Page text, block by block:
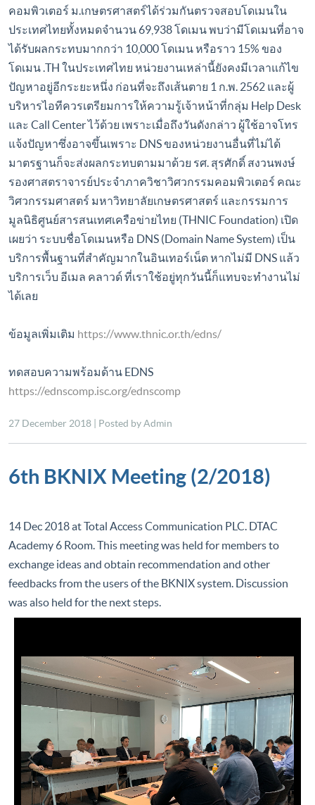
คอมพิวเตอร์ ม.เกษตรศาสตร์ได้ร่วมกันตรวจสอบโดเมนใน
ประเทศไทยทั้งหมดจำนวน 69,938 โดเมน พบว่ามีโดเมนที่อาจ
ได้รับผลกระทบมากกว่า 10,000 โดเมน หรือราว 15% ของ
โดเมน .TH ในประเทศไทย หน่วยงานเหล่านี้ยังคงมีเวลาแก้ไข
ปัญหาอยู่อีกระยะหนึ่ง ก่อนที่จะถึงเส้นตาย 1 ก.พ. 2562 และผู้
บริหารไอทีควรเตรียมการให้ความรู้เจ้าหน้าที่กลุ่ม Help Desk
และ Call Center ไว้ด้วย เพราะเมื่อถึงวันดังกล่าว ผู้ใช้อาจโทร
แจ้งปัญหาซึ่งอาจขึ้นเพราะ DNS ของหน่วยงานอื่นที่ไม่ได้
มาตรฐานก็จะส่งผลกระทบตามมาด้วย รศ. สุรศักดิ์ สงวนพงษ์
รองศาสตราจารย์ประจำภาควิชาวิศวกรรมคอมพิวเตอร์ คณะ
วิศวกรรมศาสตร์ มหาวิทยาลัยเกษตรศาสตร์ และกรรมการ
มูลนิธิศูนย์สารสนเทศเครือข่ายไทย (THNIC Foundation) เปิด
เผยว่า ระบบชื่อโดเมนหรือ DNS (Domain Name System) เป็น
บริการพื้นฐานที่สำคัญมากในอินเทอร์เน็ต หากไม่มี DNS แล้ว
บริการเว็บ อีเมล คลาวด์ ที่เราใช้อยู่ทุกวันนี้ก็แทบจะทำงานไม่
ได้เลย
ข้อมูลเพิ่มเติม https://www.thnic.or.th/edns/
ทดสอบความพร้อมด้าน EDNS
https://ednscomp.isc.org/ednscomp
27 December 2018 | Posted by Admin
6th BKNIX Meeting (2/2018)
14 Dec 2018 at Total Access Communication PLC. DTAC
Academy 6 Room. This meeting was held for members to
exchange ideas and obtain recommendation and other
feedbacks from the users of the BKNIX system. Discussion
was also held for the next steps.